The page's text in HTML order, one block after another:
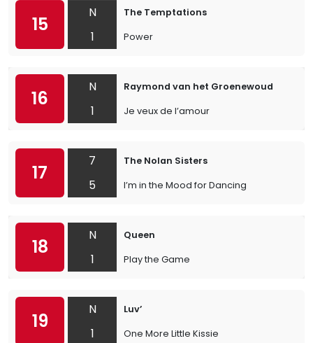
15
N
1
The Temptations
Power
16
N
1
Raymond van het Groenewoud
Je veux de l’amour
17
7
5
The Nolan Sisters
I’m in the Mood for Dancing
18
N
1
Queen
Play the Game
19
N
1
Luv’
One More Little Kissie